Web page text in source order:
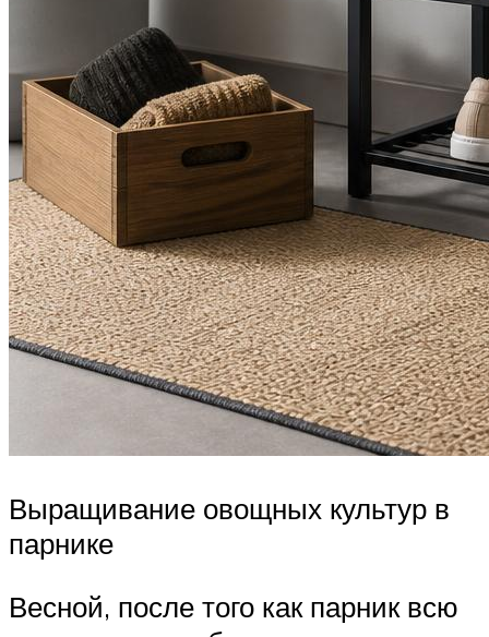
Выращивание овощных культур в
парнике
Весной, после того как парник всю